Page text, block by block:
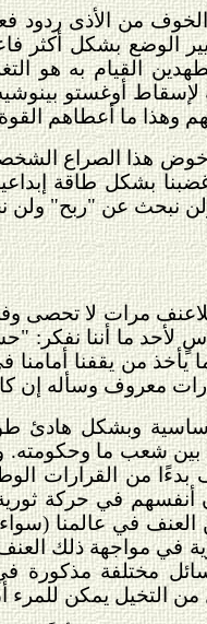
من الأذى ردود
الوضع بشكل أكثر
القيام به هو
وهذا ما أعطاهم
هذا الصراع
بشكل طاقة
نبحث عن "ربح" ولن
مرات لا تحصى
ما أننا نفكر:
يأخذ من يقفنا
معروف وسأله إن
وبشكل هادئ
شعب ما وحكومته.
من القرارات
في حركة
في عالمنا
في مواجهة ذلك
مختلفة مذكورة
من التخيل يمكن